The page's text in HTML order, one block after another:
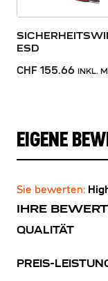
ESD
CHF 155.66 INKL.
EIGENE
Sie bewerten:
IHRE
QUALITÄT
PREIS-